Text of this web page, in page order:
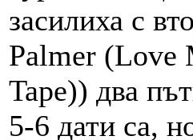
засилиха с
Palmer (Love
Tape)) два
5-6 дати са,